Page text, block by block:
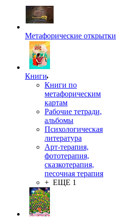
Метафорические открытки
Книги
Книги по
метафорическим
картам
Рабочие тетради,
альбомы
Психологическая
литература
Арт-терапия,
фототерапия,
сказкотерапия,
песочная терапия
+ ЕЩЕ 1